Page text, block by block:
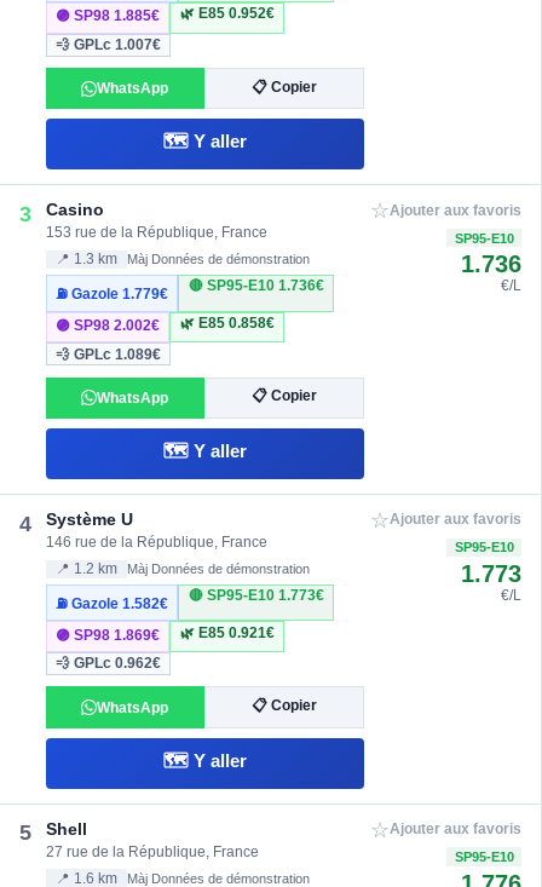
🟣 SP981.885€ 🌿 E85 0.952€
💨 GPLc1.007€
WhatsApp 📋 Copier
🗺️ Y aller
3 Casino
153 rue de la République, France
📍 1.3 km Màj Données de démonstration
⛽ Gazole1.779€
🔴 SP95-E10 1.736€
🟣 SP982.002€ 🌿 E85 0.858€
💨 GPLc1.089€
WhatsApp 📋 Copier
🗺️ Y aller
☆Ajouter aux favoris
SP95-E10
1.736
€/L
4 Système U
146 rue de la République, France
📍 1.2 km Màj Données de démonstration
⛽ Gazole1.582€
🔴 SP95-E10 1.773€
🟣 SP981.869€ 🌿 E85 0.921€
💨 GPLc0.962€
WhatsApp 📋 Copier
🗺️ Y aller
☆Ajouter aux favoris
SP95-E10
1.773
€/L
5 Shell
27 rue de la République, France
📍 1.6 km Màj Données de démonstration
☆Ajouter aux favoris
SP95-E10